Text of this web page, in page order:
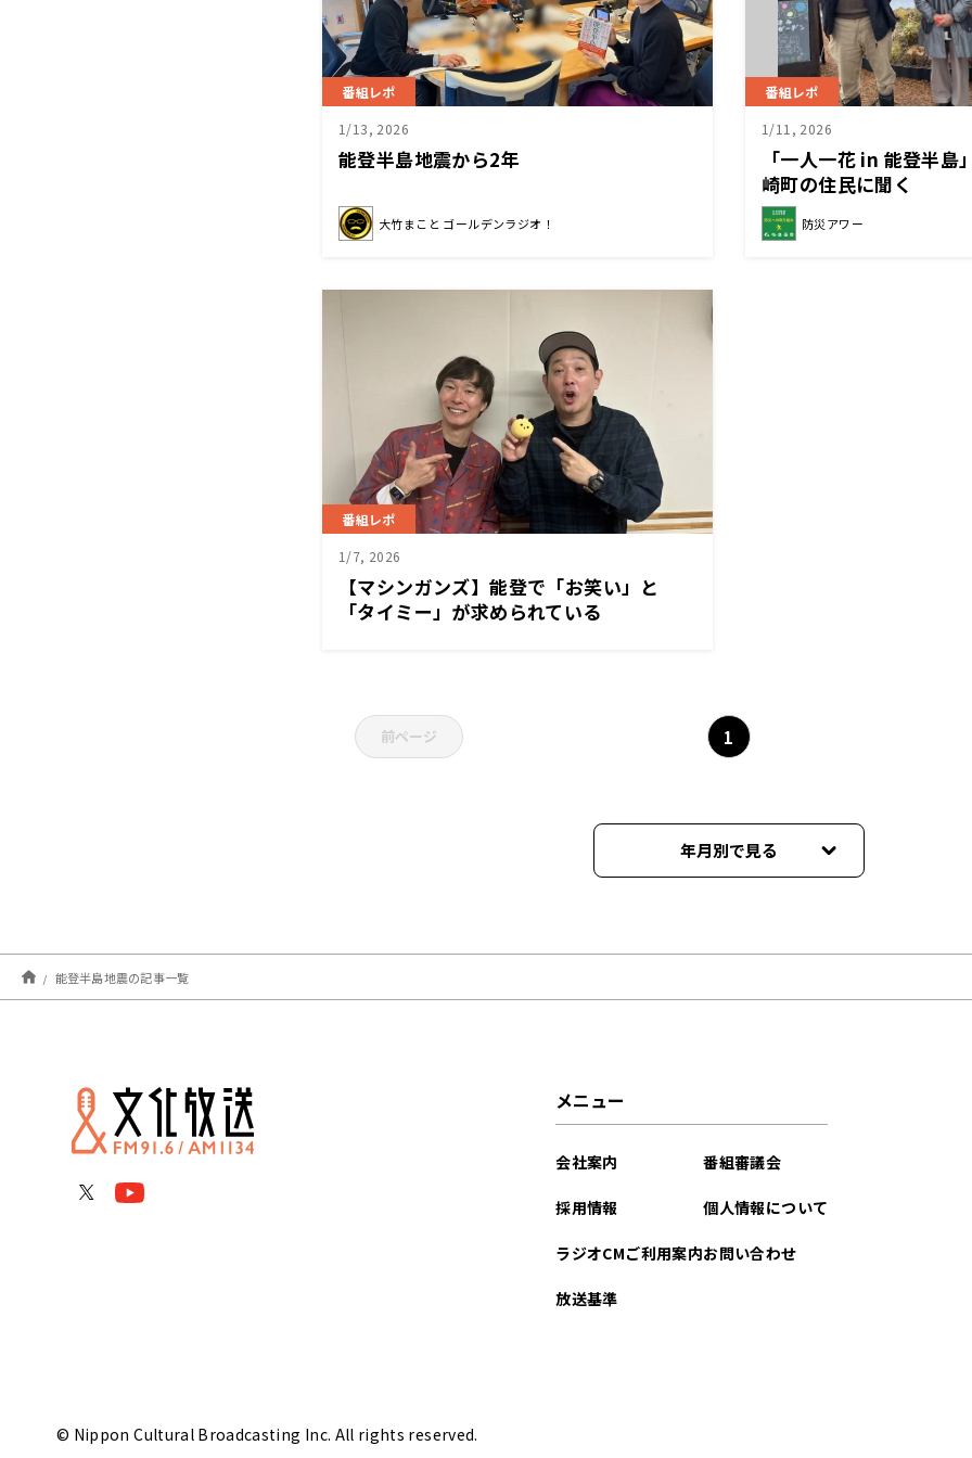
番組レポ
1/13, 2026
能登半島地震から2年
大竹まこと ゴールデンラジオ！
番組レポ
1/11, 2026
「一人一花 in 能登半島
崎町の住民に聞く
防災アワー
番組レポ
1/7, 2026
【マシンガンズ】能登で「お笑い」と
「タイミー」が求められている
前ページ 1
年月別で見る
2025年09月
2025年07月
能登半島地震の記事一覧
メニュー
会社案内
採用情報
ラジオCMご利用案内
放送基準
番組審議会
個人情報について
お問い合わせ
© Nippon Cultural Broadcasting Inc. All rights reserved.